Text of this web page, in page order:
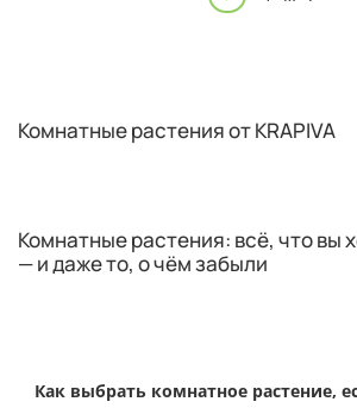
Комнатные растения от KRAPIVA
Комнатные растения: всё, что вы
— и даже то, о чём забыли
Как выбрать комнатное растение,